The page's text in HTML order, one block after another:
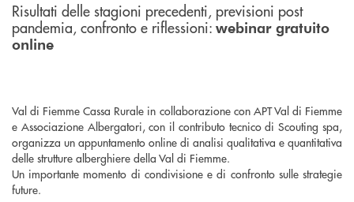
Risultati delle stagioni precedenti, previsioni post
pandemia, confronto e riflessioni: webinar gratuito
online
Val di Fiemme Cassa Rurale in collaborazione con APT Val di Fiemme
e Associazione Albergatori, con il contributo tecnico di Scouting spa,
organizza un appuntamento online di analisi qualitativa e quantitativa
delle strutture alberghiere della Val di Fiemme.
Un importante momento di condivisione e di confronto sulle strategie
future.